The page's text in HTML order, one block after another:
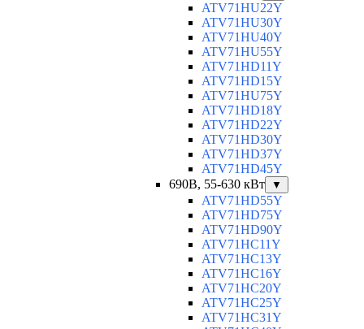
ATV71HU22Y
ATV71HU30Y
ATV71HU40Y
ATV71HU55Y
ATV71HD11Y
ATV71HD15Y
ATV71HU75Y
ATV71HD18Y
ATV71HD22Y
ATV71HD30Y
ATV71HD37Y
ATV71HD45Y
690В, 55-630 кВт
▼
ATV71HD55Y
ATV71HD75Y
ATV71HD90Y
ATV71HC11Y
ATV71HC13Y
ATV71HC16Y
ATV71HC20Y
ATV71HC25Y
ATV71HC31Y